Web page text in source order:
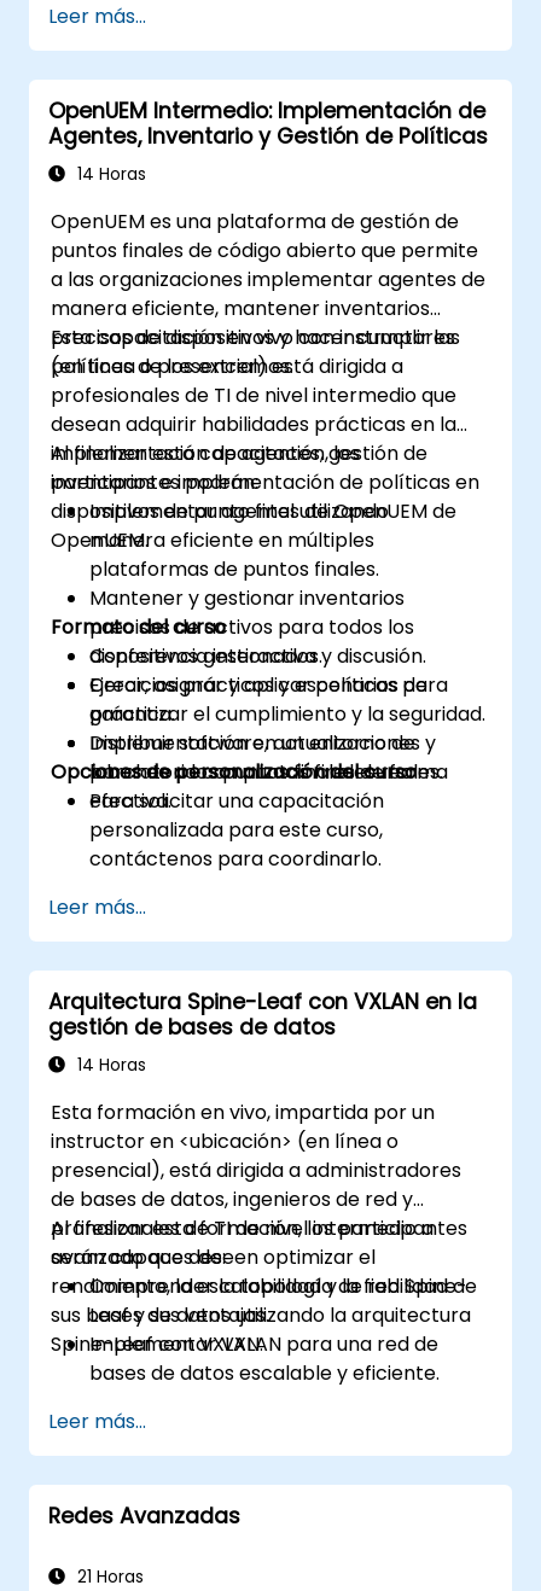
Desarrollar e implementar flujos de red
mediante controladores OpenDaylight.
Integrar OpenDaylight con dispositivos
habilitados para SDN y redes existentes.
Diagnosticar errores y optimizar los
despliegues de OpenDaylight para casos
Leer más...
OpenUEM Intermedio: Implementación de
Agentes, Inventario y Gestión de Políticas
14 Horas
OpenUEM es una plataforma de gestión de
puntos finales de código abierto que permite
a las organizaciones implementar agentes de
manera eficiente, mantener inventarios
precisos de dispositivos y hacer cumplir las
políticas de los extremos.
Esta capacitación en vivo con instructores
(en línea o presencial) está dirigida a
profesionales de TI de nivel intermedio que
desean adquirir habilidades prácticas en la
implementación de agentes, gestión de
inventarios e implementación de políticas en
dispositivos de punto final utilizando
OpenUEM.
Al finalizar esta capacitación, los
participantes podrán:
Implementar agentes de OpenUEM de
manera eficiente en múltiples
plataformas de puntos finales.
Mantener y gestionar inventarios
precisos de activos para todos los
dispositivos gestionados.
Crear, asignar y aplicar políticas para
garantizar el cumplimiento y la seguridad.
Distribuir software, actualizaciones y
parches a los puntos finales de forma
efectiva.
Formato del curso
Conferencia interactiva y discusión.
Ejercicios prácticos y escenarios de
práctica.
Implementación en un entorno de
laboratorio con puntos finales reales.
Opciones de personalización del curso
Para solicitar una capacitación
personalizada para este curso,
contáctenos para coordinarlo.
Leer más...
Arquitectura Spine-Leaf con VXLAN en la
gestión de bases de datos
14 Horas
Esta formación en vivo, impartida por un
instructor en <ubicación> (en línea o
presencial), está dirigida a administradores
de bases de datos, ingenieros de red y
profesionales de TI de nivel intermedio a
avanzado que deseen optimizar el
rendimiento, la escalabilidad y la fiabilidad de
sus bases de datos utilizando la arquitectura
Spine-Leaf con VXLAN.
Al finalizar esta formación, los participantes
serán capaces de:
Comprender la topología de red Spine-
Leaf y sus ventajas.
Implementar VXLAN para una red de
bases de datos escalable y eficiente.
bases de datos en entornos de centros
de datos distribuidos.
Desplegar la arquitectura Spine-Leaf en
centros de datos en la nube y en las
Mejorar la seguridad, la redundancia y la
Leer más...
Redes Avanzadas
21 Horas